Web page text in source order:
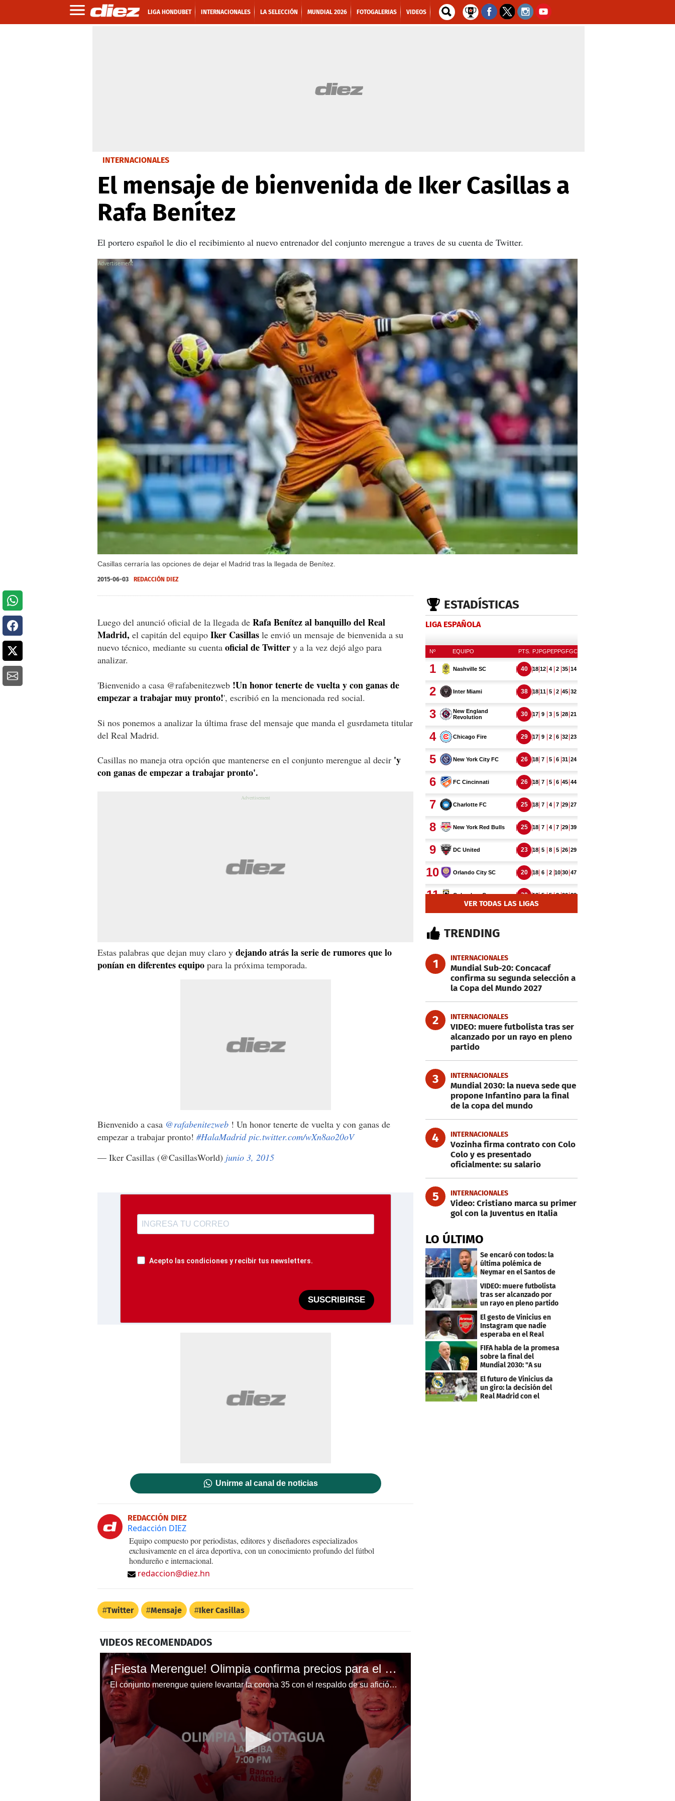
LIGA HONDUBET INTERNACIONALES LA SELECCIÓN MUNDIAL 2026 FOTOGALERIAS VIDEOS
INTERNACIONALES
El mensaje de bienvenida de Iker Casillas a
Rafa Benítez
El portero español le dio el recibimiento al nuevo entrenador del conjunto merengue a traves de su cuenta de Twitter.
Casillas cerraría las opciones de dejar el Madrid tras la llegada de Benítez.
X
2015-06-03 REDACCIÓN DIEZ
Luego del anunció oficial de la llegada de Rafa Benítez al banquillo del Real
Madrid, el capitán del equipo Iker Casillas le envió un mensaje de bienvenida a su
nuevo técnico, mediante su cuenta oficial de Twitter y a la vez dejó algo para
analizar.
'Bienvenido a casa @rafabenitezweb !Un honor tenerte de vuelta y con ganas de
empezar a trabajar muy pronto!', escribió en la mencionada red social.
Si nos ponemos a analizar la última frase del mensaje que manda el gusrdameta titular
del Real Madrid.
Casillas no maneja otra opción que mantenerse en el conjunto merengue al decir 'y
con ganas de empezar a trabajar pronto'.
Estas palabras que dejan muy claro y dejando atrás la serie de rumores que lo
ponían en diferentes equipo para la próxima temporada.
Bienvenido a casa @rafabenitezweb ! Un honor tenerte de vuelta y con ganas de
empezar a trabajar pronto! #HalaMadrid pic.twitter.com/wXn8ao20oV
— Iker Casillas (@CasillasWorld) junio 3, 2015
Acepto las condiciones y recibir tus newsletters.
SUSCRIBIRSE
Unirme al canal de noticias
REDACCIÓN DIEZ
Redacción DIEZ
Equipo compuesto por periodistas, editores y diseñadores especializados
exclusivamente en el área deportiva, con un conocimiento profundo del fútbol
hondureño e internacional.
redaccion@diez.hn
Twitter Mensaje Iker Casillas
VIDEOS RECOMENDADOS
¡Fiesta Merengue! Olimpia confirma precios para el partido de la gran final ante Motagua en el estadio Ceibeño
El conjunto merengue quiere levantar la corona 35 con el respaldo de su afición en la ciudad de La Ceiba y así confirmó la boletería.
ESTADÍSTICAS
LIGA ESPAÑOLA
VER TODAS LAS LIGAS
TRENDING
1 INTERNACIONALES
Mundial Sub-20: Concacaf
confirma su segunda selección a
la Copa del Mundo 2027
2 INTERNACIONALES
VIDEO: muere futbolista tras ser
alcanzado por un rayo en pleno
partido
3 INTERNACIONALES
Mundial 2030: la nueva sede que
propone Infantino para la final
de la copa del mundo
4 INTERNACIONALES
Vozinha firma contrato con Colo
Colo y es presentado
oficialmente: su salario
5 INTERNACIONALES
Video: Cristiano marca su primer
gol con la Juventus en Italia
LO ÚLTIMO
Se encaró con todos: la
última polémica de
Neymar en el Santos de
VIDEO: muere futbolista
tras ser alcanzado por
un rayo en pleno partido
El gesto de Vinicius en
Instagram que nadie
esperaba en el Real
Madrid
FIFA habla de la promesa
sobre la final del
Mundial 2030: "A su
debido tiempo"
El futuro de Vinicius da
un giro: la decisión del
Real Madrid con el